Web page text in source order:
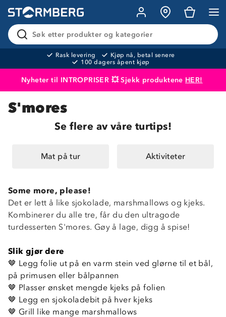
Søk etter produkter og kategorier
Rask levering
Kjøp nå, betal senere
100 dagers åpent kjøp
Nyheter til INTROPRISER 💥 Sjekk produktene HER!
Produktet er lagt i handlekurven
S'mores
Se flere av våre turtips!
Mat på tur Aktiviteter
Some more, please!
Det er lett å like sjokolade, marshmallows og kjeks.
Kombinerer du alle tre, får du den ultragode
turdesserten S'mores. Gøy å lage, digg å spise!
Slik gjør dere
🤎 Legg folie ut på en varm stein ved glørne til et bål,
på primusen eller bålpannen
🤎 Plasser ønsket mengde kjeks på folien
🤎 Legg en sjokoladebit på hver kjeks
🤎 Grill like mange marshmallows